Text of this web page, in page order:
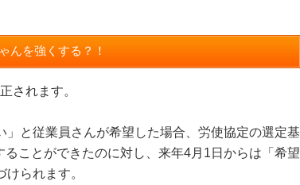
んを強くする？！
されます。
と従業員さんが希望した場合、労使協定の選定基
ことができたのに対し、来年4月1日からは「希望
られます。